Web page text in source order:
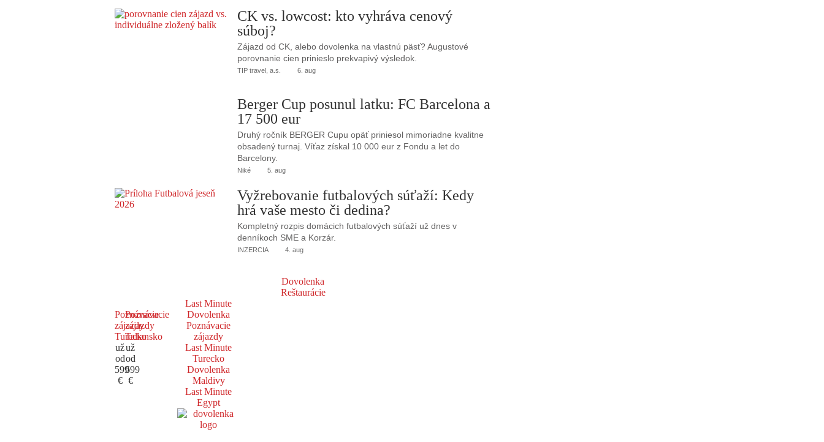
CK vs. lowcost: kto vyhráva cenový
súboj?
Zájazd od CK, alebo dovolenka na vlastnú päsť? Augustové
porovnanie cien prinieslo prekvapivý výsledok.
TIP travel, a.s. 6. aug
Berger Cup posunul latku: FC Barcelona a
17 500 eur
Druhý ročník BERGER Cupu opäť priniesol mimoriadne kvalitne
obsadený turnaj. Víťaz získal 10 000 eur z Fondu a let do
Barcelony.
Niké 5. aug
Vyžrebovanie futbalových súťaží: Kedy
hrá vaše mesto či dedina?
Kompletný rozpis domácich futbalových súťaží už dnes v
denníkoch SME a Korzár.
INZERCIA 4. aug
Dovolenka
Reštaurácie
Poznávacie
zájazdy
Turecko
už
od
599
€
Poznávacie
zájazdy
Taliansko
už
od
699
€
Last Minute
Dovolenka
Poznávacie
zájazdy
Last Minute
Turecko
Dovolenka
Maldivy
Last Minute
Egypt